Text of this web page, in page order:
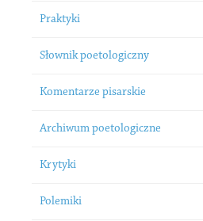
Praktyki
Słownik poetologiczny
Komentarze pisarskie
Archiwum poetologiczne
Krytyki
Polemiki